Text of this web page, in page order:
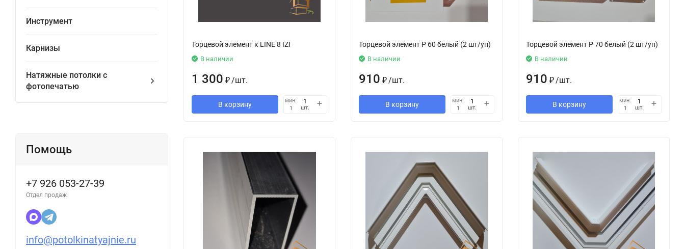
Инструмент
Карнизы
Натяжные потолки с
фотопечатью
Помощь
+7 926 053-27-39
Отдел продаж
info@potolkinatyajnie.ru
Торцевой элемент к LINE 8 IZI
В наличии
1 300 ₽/шт.
В корзину
мин.
1
шт.
Торцевой элемент Р 60 белый (2 шт/уп)
В наличии
910 ₽/шт.
В корзину
мин.
1
шт.
Торцевой элемент Р 70 белый (2 шт/уп)
В наличии
910 ₽/шт.
В корзину
мин.
1
шт.